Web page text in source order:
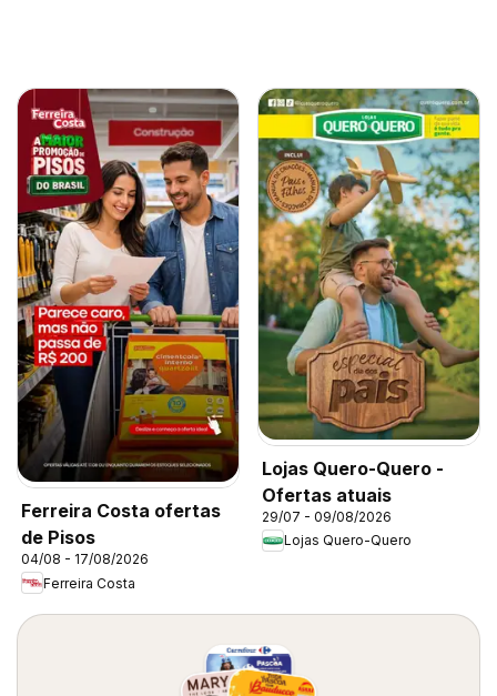
Ferreira Costa ofertas
de Pisos
04/08 - 17/08/2026
Ferreira Costa
Lojas Quero-Quero -
Ofertas atuais
29/07 - 09/08/2026
Lojas Quero-Quero